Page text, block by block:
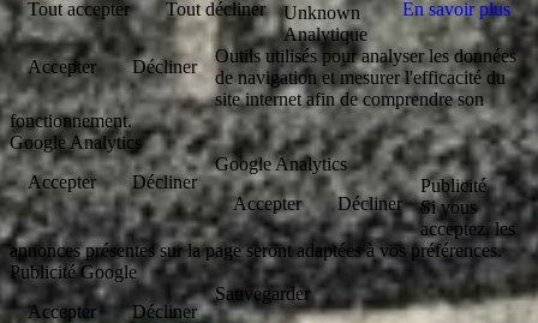
Tout accepter
Tout décliner En savoir plus
Unknown
Accepter Décliner
Analytique
Outils utilisés pour analyser les données
de navigation et mesurer l'efficacité du
site internet afin de comprendre son
fonctionnement.
Google Analytics
Accepter
Décliner
Google Analytics
Accepter
Décliner
Publicité
Si vous
acceptez, les
annonces présentes sur la page seront adaptées à vos préférences.
Publicité Google
Accepter
Décliner
Sauvegarder